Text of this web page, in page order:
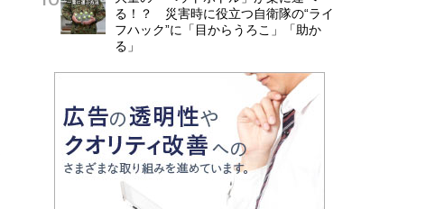
る！？ 災害時に役立つ自衛隊の“ライ
フハック”に「目からうろこ」「助か
る」